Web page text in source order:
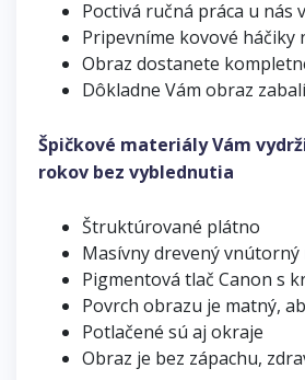
Poctivá ručná práca u nás
Pripevníme kovové háčiky
Obraz dostanete
Dôkladne Vám obraz
Špičkové materiály Vám
rokov bez vyblednutia
Štruktúrované plátno
Masívny drevený vnútorný
Pigmentová tlač Canon s
Povrch obrazu je matný,
Potlačené sú aj okraje
Obraz je bez zápachu,